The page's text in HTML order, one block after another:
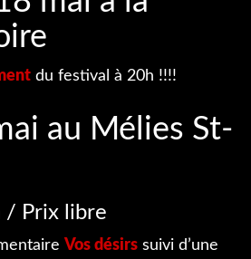
du festival à 20h !!!!
au Mélies St-
/ Prix libre
Vos désirs suivi d’une